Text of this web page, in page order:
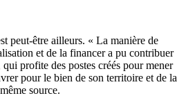
peut-être ailleurs. « La manière de
et de la financer a pu contribuer
profite des postes créés pour mener
pour le bien de son territoire et de la
source.